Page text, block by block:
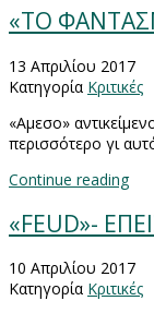
«ΤΟ
13 Απριλίου 2017
Κατηγορία Κριτικές
«Αμεσο»
περισσότερο γι
Continue reading
«FEUD»-
10 Απριλίου 2017
Κατηγορία Κριτικές